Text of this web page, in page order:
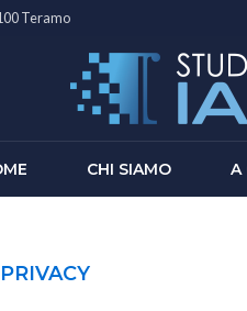
Teramo
CHI SIAMO A
PRIVACY